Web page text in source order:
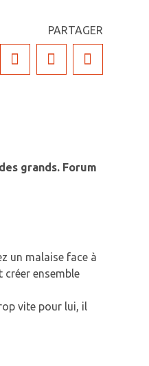
PARTAGER
grands. Forum
un malaise face à
ensemble
vite pour lui, il